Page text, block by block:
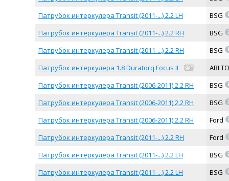
Патрубок интеркулера Transit (2011-...) 2.2 LH BSG
Патрубок интеркулера Transit (2011-...) 2.2 RH BSG
Патрубок интеркулера Transit (2011-...) 2.2 RH BSG
Патрубок интеркулера 1.8 Duratorq Focus II
Патрубок интеркулера Transit (2006-2011) 2.2 RH
BSG
Патрубок интеркулера Transit (2006-2011) 2.2 RH BSG
Патрубок интеркулера Transit (2006-2011) 2.2 RH Ford
Патрубок интеркулера Transit (2011-...) 2.2 RH Ford
Патрубок интеркулера Transit (2011-...) 2.2 LH BSG
Патрубок интеркулера Transit (2011-...) 2.2 LH BSG